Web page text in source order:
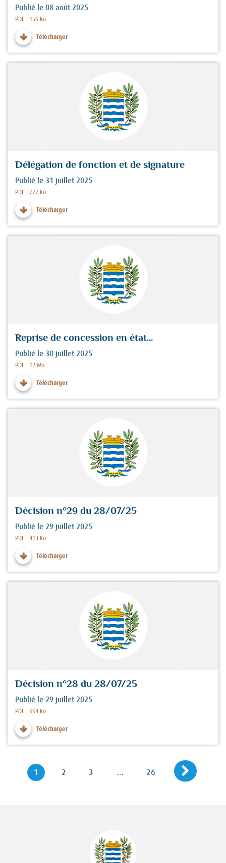
Publié le 08 août 2025
Fichier :
PDF - 156 Ko
Télécharger
Délégation de fonction et de signature
Publié le 31 juillet 2025
Fichier :
PDF - 777 Ko
Télécharger
Reprise de concession en état...
Publié le 30 juillet 2025
Fichier :
PDF - 12 Mo
Télécharger
Décision n°29 du 28/07/25
Publié le 29 juillet 2025
Fichier :
PDF - 413 Ko
Télécharger
Décision n°28 du 28/07/25
Publié le 29 juillet 2025
Fichier :
PDF - 664 Ko
Télécharger
Navigation
Page
1 Page
2 Page
3 … Page
26 Page